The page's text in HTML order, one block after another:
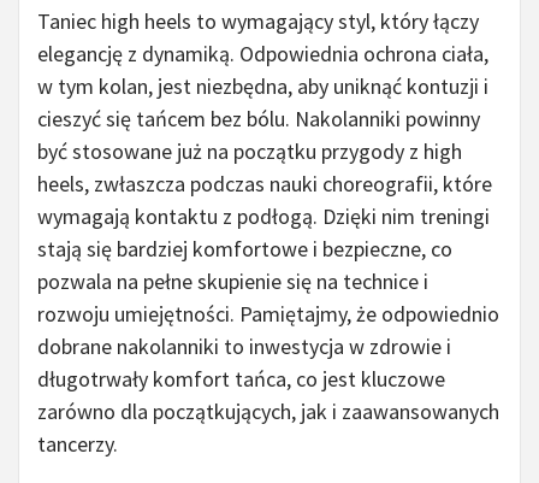
Taniec high heels to wymagający styl, który łączy
elegancję z dynamiką. Odpowiednia ochrona ciała,
w tym kolan, jest niezbędna, aby uniknąć kontuzji i
cieszyć się tańcem bez bólu. Nakolanniki powinny
być stosowane już na początku przygody z high
heels, zwłaszcza podczas nauki choreografii, które
wymagają kontaktu z podłogą. Dzięki nim treningi
stają się bardziej komfortowe i bezpieczne, co
pozwala na pełne skupienie się na technice i
rozwoju umiejętności. Pamiętajmy, że odpowiednio
dobrane nakolanniki to inwestycja w zdrowie i
długotrwały komfort tańca, co jest kluczowe
zarówno dla początkujących, jak i zaawansowanych
tancerzy.